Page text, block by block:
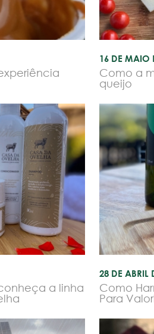
16 DE MAIO
Como a
queijo
a linha
28 DE ABRIL
Como
Para